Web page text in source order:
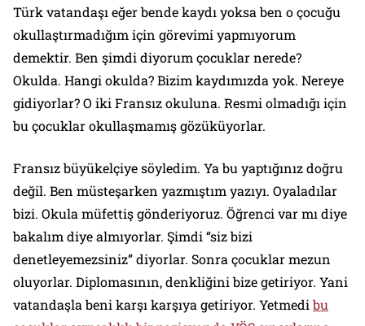
Türk vatandaşı eğer bende kaydı yoksa ben o çocuğu
okullaştırmadığım için görevimi yapmıyorum
demektir. Ben şimdi diyorum çocuklar nerede?
Okulda. Hangi okulda? Bizim kaydımızda yok. Nereye
gidiyorlar? O iki Fransız okuluna. Resmi olmadığı için
bu çocuklar okullaşmamış gözüküyorlar.
Fransız büyükelçiye söyledim. Ya bu yaptığınız doğru
değil. Ben müsteşarken yazmıştım yazıyı. Oyaladılar
bizi. Okula müfettiş gönderiyoruz. Öğrenci var mı diye
bakalım diye almıyorlar. Şimdi “siz bizi
denetleyemezsiniz” diyorlar. Sonra çocuklar mezun
oluyorlar. Diplomasının, denkliğini bize getiriyor. Yani
vatandaşla beni karşı karşıya getiriyor. Yetmedi bu